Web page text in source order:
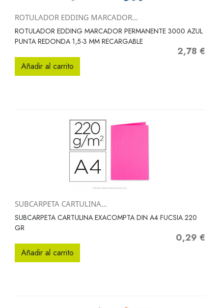
ROTULADOR EDDING MARCADOR...
ROTULADOR EDDING MARCADOR PERMANENTE 3000 AZUL
PUNTA REDONDA 1,5-3 MM RECARGABLE
Precio
2,78 €
Añadir al carrito
SUBCARPETA CARTULINA...
SUBCARPETA CARTULINA EXACOMPTA DIN A4 FUCSIA 220
GR
Precio
0,29 €
Añadir al carrito